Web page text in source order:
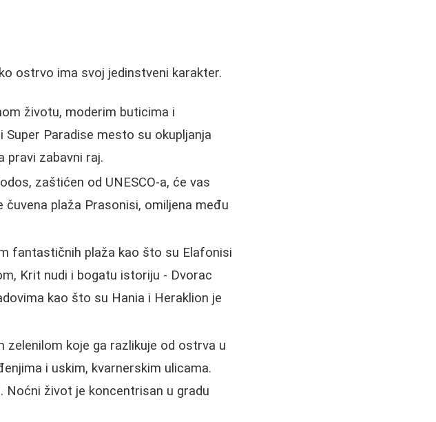
ostrvo ima svoj jedinstveni karakter.
životu, moderim buticima i
Paradise mesto su okupljanja
pravi zabavni raj.
zaštićen od UNESCO-a, će vas
plaža Prasonisi, omiljena među
fantastičnih plaža kao što su Elafonisi
Krit nudi i bogatu istoriju - Dvorac
kao što su Hania i Heraklion je
zelenilom koje ga razlikuje od ostrva u
i uskim, kvarnerskim ulicama.
Noćni život je koncentrisan u gradu